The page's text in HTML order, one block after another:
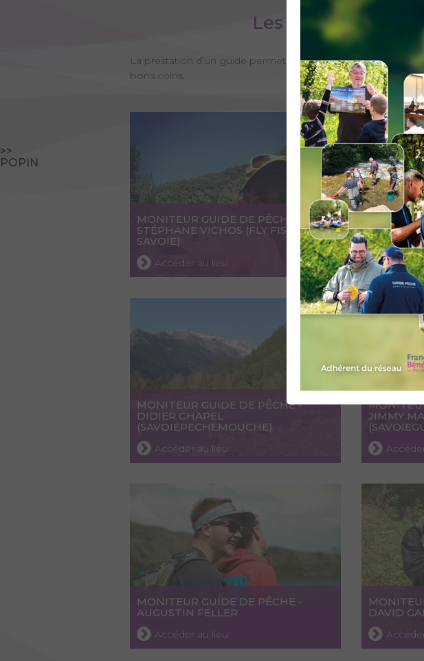
>>
POPIN
Les moniteurs
La prestation d’un guide permet au débutant de
bons coins.
MONITEUR GUIDE DE PÊCHE -
STÉPHANE VICHOS (FLY FISHING
SAVOIE)
Accéder au lieu
ROMAIN
FISHING)
MONITEUR GUIDE DE PÊCHE -
DIDIER CHAPEL
(SAVOIEPECHEMOUCHE)
Accéder au lieu
JIMMY
MONITEUR GUIDE DE PÊCHE -
AUGUSTIN FELLER
Accéder au lieu
DAVID